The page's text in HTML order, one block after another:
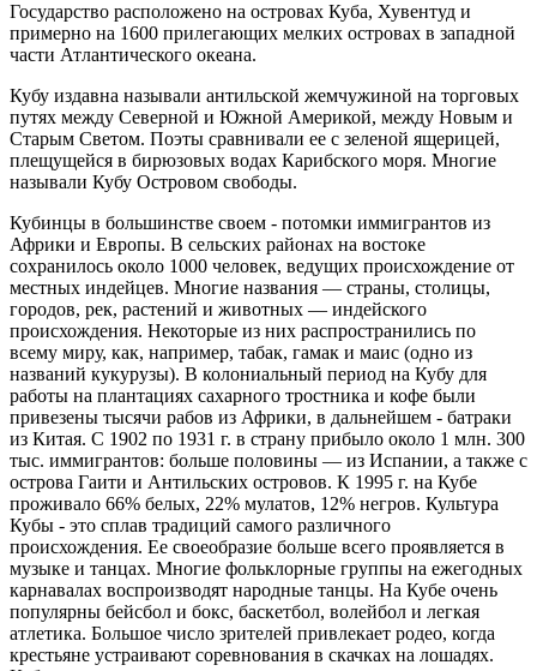
Государство расположено на островах Куба, Хувентуд и
примерно на 1600 прилегающих мелких островах в западной
части Атлантического океана.
Кубу издавна называли антильской жемчужиной на торговых
путях между Северной и Южной Америкой, между Новым и
Старым Светом. Поэты сравнивали ее с зеленой ящерицей,
плещущейся в бирюзовых водах Карибского моря. Многие
называли Кубу Островом свободы.
Кубинцы в большинстве своем - потомки иммигрантов из
Африки и Европы. В сельских районах на востоке
сохранилось около 1000 человек, ведущих происхождение от
местных индейцев. Многие названия — страны, столицы,
городов, рек, растений и животных — индейского
происхождения. Некоторые из них распространились по
всему миру, как, например, табак, гамак и маис (одно из
названий кукурузы). В колониальный период на Кубу для
работы на плантациях сахарного тростника и кофе были
привезены тысячи рабов из Африки, в дальнейшем - батраки
из Китая. С 1902 по 1931 г. в страну прибыло около 1 млн. 300
тыс. иммигрантов: больше половины — из Испании, а также с
острова Гаити и Антильских островов. К 1995 г. на Кубе
проживало 66% белых, 22% мулатов, 12% негров. Культура
Кубы - это сплав традиций самого различного
происхождения. Ее своеобразие больше всего проявляется в
музыке и танцах. Многие фольклорные группы на ежегодных
карнавалах воспроизводят народные танцы. На Кубе очень
популярны бейсбол и бокс, баскетбол, волейбол и легкая
атлетика. Большое число зрителей привлекает родео, когда
крестьяне устраивают соревнования в скачках на лошадях.